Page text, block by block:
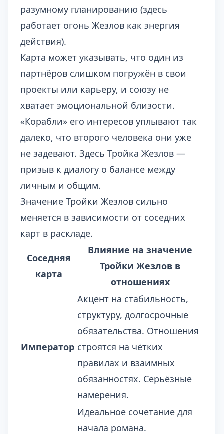
разумному планированию (здесь
работает огонь Жезлов как энергия
действия).
Карта может указывать, что один из
партнёров слишком погружён в свои
проекты или карьеру, и союзу не
хватает эмоциональной близости.
«Корабли» его интересов уплывают так
далеко, что второго человека они уже
не задевают. Здесь Тройка Жезлов —
призыв к диалогу о балансе между
личным и общим.
Значение Тройки Жезлов сильно
меняется в зависимости от соседних
карт в раскладе.
Соседняя
карта
Влияние на значение
Тройки Жезлов в
отношениях
Император
Акцент на стабильность,
структуру, долгосрочные
обязательства. Отношения
строятся на чётких
правилах и взаимных
обязанностях. Серьёзные
намерения.
Идеальное сочетание для
начала романа.